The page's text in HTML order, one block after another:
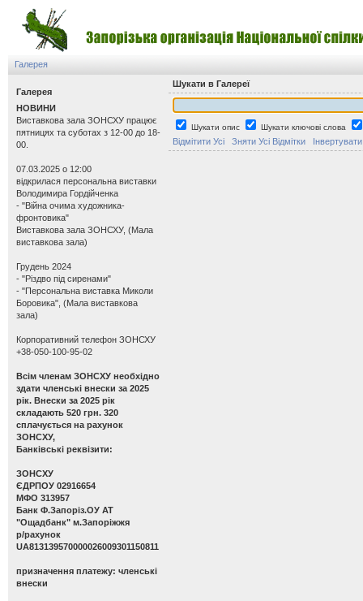
Галерея
Галерея
НОВИНИ
Виставкова зала ЗОНСХУ працює
пятницях та суботах з 12-00 до 18-
00.
07.03.2025 о 12:00
відкрилася персональна виставки
Володимира Гордійченка
- "Війна очима художника-
фронтовика"
Виставкова зала ЗОНСХУ, (Мала
виставкова зала)
Грудень 2024
- "Різдво під сиренами"
- "Персональна виставка Миколи
Боровика", (Мала виставкова
зала)
Корпоративний телефон ЗОНСХУ
+38-050-100-95-02
Всім членам ЗОНСХУ необхідно
здати членські внески за 2025
рік. Внески за 2025 рік
складають 520 грн. 320
сплачується на рахунок
ЗОНСХУ,
Банківські реквізити:
ЗОНСХУ
ЄДРПОУ 02916654
МФО 313957
Банк Ф.Запоріз.ОУ АТ
"Ощадбанк" м.Запоріжжя
р/рахунок
UA813139570000026009301150811
призначення платежу: членські
внески
Шукати в Галереї
Шукати опис Шукати ключові слова
Відмітити Усі Зняти Усі Відмітки Інвертувати